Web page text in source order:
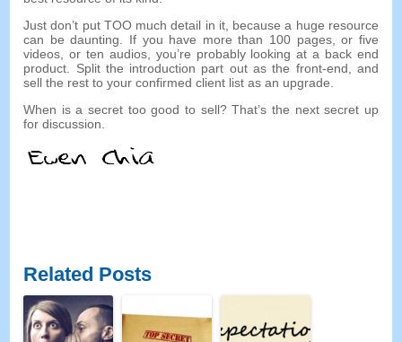
Just don’t put TOO much detail in it, because a huge resource
can be daunting. If you have more than 100 pages,or five
videos,or ten audios, you’re probably looking at a back end
product. Split the introduction part out as the front-end, and
sell the rest to your confirmed client list as an upgrade.
When is a secret too good to sell?That’s the next secret up
for discussion.
Related Posts